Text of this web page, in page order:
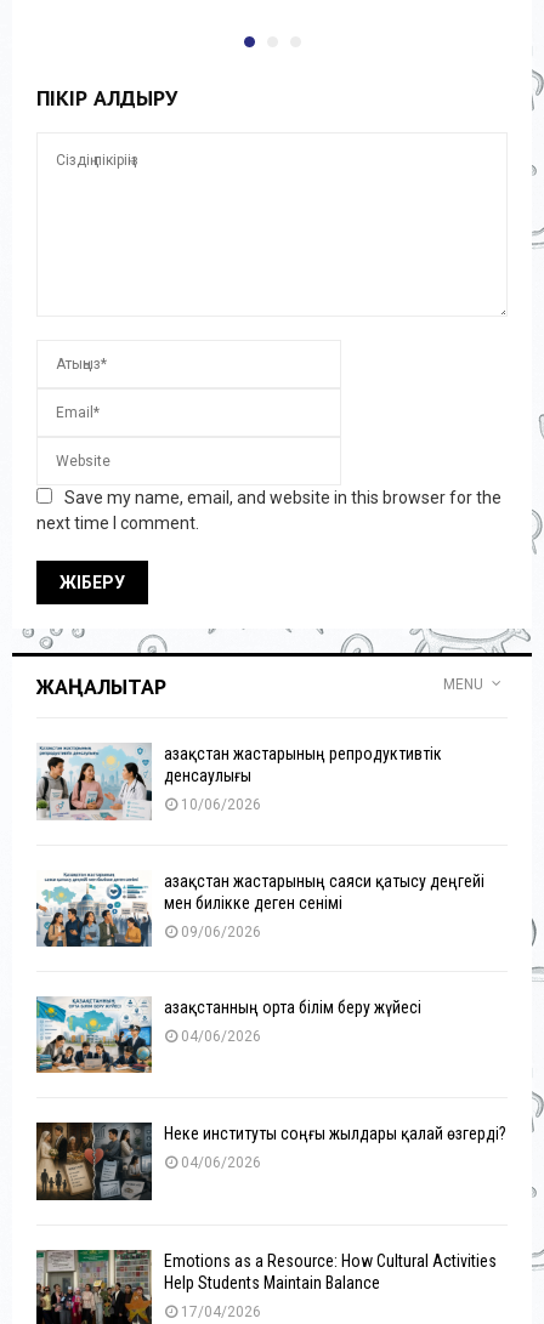
ПІКІР ҚАЛДЫРУ
Save my name, email, and website in this browser for the
next time I comment.
ЖАҢАЛЫҚТАР MENU
Қазақстан жастарының репродуктивтік
денсаулығы
10/06/2026
Қазақстан жастарының саяси қатысу деңгейі
мен билікке деген сенімі
09/06/2026
Қазақстанның орта білім беру жүйесі
04/06/2026
Неке институты соңғы жылдары қалай өзгерді?
04/06/2026
Emotions as a Resource: How Cultural Activities
Help Students Maintain Balance
17/04/2026